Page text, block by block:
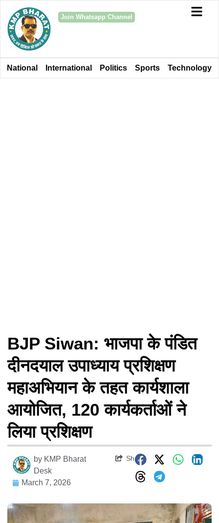
Join Whatsapp Channel
National International Politics Sports Technology
BJP Siwan: भाजपा के पंडित
दीनदयाल उपाध्याय प्रशिक्षण
महाअभियान के तहत कार्यशाला
आयोजित, 120 कार्यकर्ताओं ने
लिया प्रशिक्षण
by KMP Bharat
Desk
March 7, 2026
Share